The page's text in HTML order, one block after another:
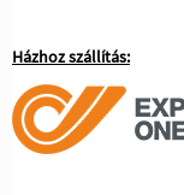
Házhoz szállítás: